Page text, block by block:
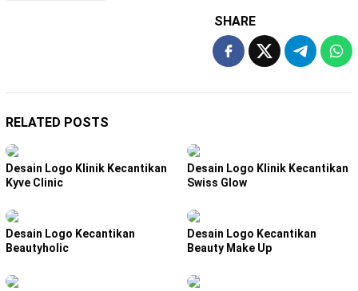
SHARE
RELATED POSTS
Desain Logo Klinik Kecantikan
Kyve Clinic
Desain Logo Klinik Kecantikan
Swiss Glow
Desain Logo Kecantikan
Beautyholic
Desain Logo Kecantikan
Beauty Make Up